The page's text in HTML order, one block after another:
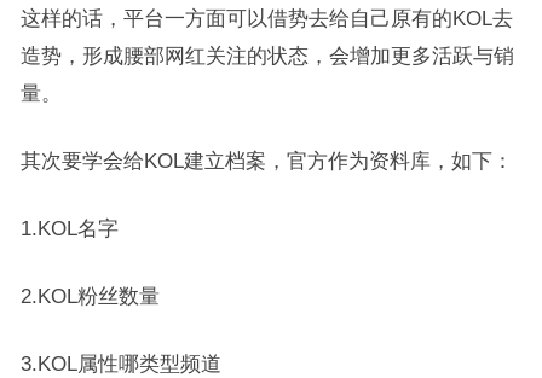
这样的话，平台一方面可以借势去给自己原有的KOL去
造势，形成腰部网红关注的状态，会增加更多活跃与销
量。
其次要学会给KOL建立档案，官方作为资料库，如下：
1.KOL名字
2.KOL粉丝数量
3.KOL属性哪类型频道